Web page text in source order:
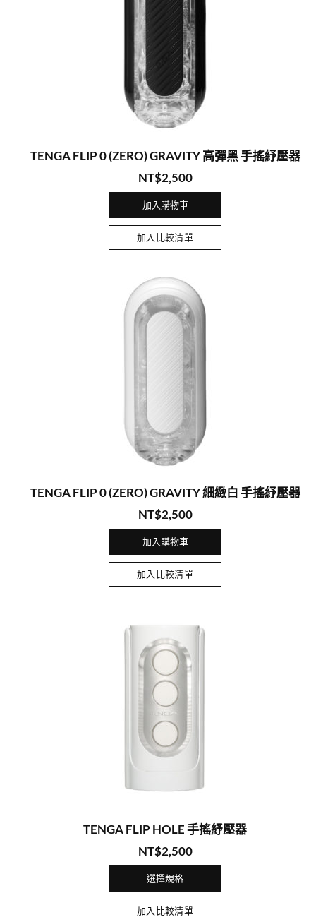
TENGA FLIP 0 (ZERO) GRAVITY 高彈黑 手搖紓壓器
NT$2,500
加入購物車
加入比較清單
TENGA FLIP 0 (ZERO) GRAVITY 細緻白 手搖紓壓器
NT$2,500
加入購物車
加入比較清單
TENGA FLIP HOLE 手搖紓壓器
NT$2,500
選擇規格
加入比較清單